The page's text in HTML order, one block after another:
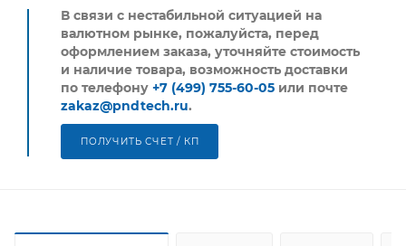
В связи с нестабильной ситуацией на
валютном рынке, пожалуйста, перед
оформлением заказа, уточняйте стоимость
и наличие товара, возможность доставки
по телефону +7 (499) 755-60-05 или почте
zakaz@pndtech.ru.
ПОЛУЧИТЬ СЧЕТ / КП